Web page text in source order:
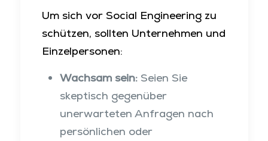
Um sich vor Social Engineering zu
schützen, sollten Unternehmen und
Einzelpersonen:
Wachsam sein:Seien Sie
skeptisch gegenüber
unerwarteten Anfragen nach
persönlichen oder